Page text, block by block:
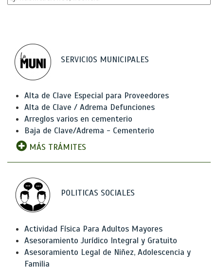
SERVICIOS MUNICIPALES
Alta de Clave Especial para Proveedores
Alta de Clave / Adrema Defunciones
Arreglos varios en cementerio
Baja de Clave/Adrema - Cementerio
MÁS TRÁMITES
POLITICAS SOCIALES
Actividad Física Para Adultos Mayores
Asesoramiento Jurídico Integral y Gratuito
Asesoramiento Legal de Niñez, Adolescencia y
Familia